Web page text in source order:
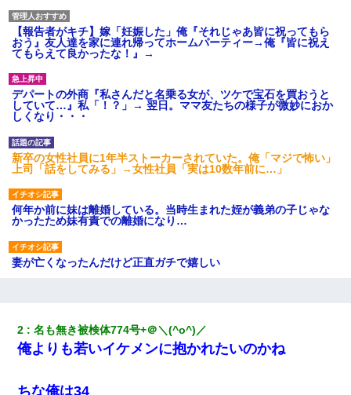
【報告者がキチ】嫁「妊娠した」俺『それじゃあ皆に祝ってもら
おう』友人達を家に連れ帰ってホームパーティー→俺『皆に祝え
てもらえて良かったな！』→
デパートの外商『私さんだと名乗る女が、ツケで宝石を買おうと
していて…』私「！？」→ 翌日。ママ友たちの様子が微妙におか
しくなり・・・
新卒の女性社員に1年半ストーカーされていた。俺「マジで怖い」
上司「話をしてみる」→女性社員「実は10数年前に…」
何年か前に妹は離婚している。当時生まれた姪が義弟の子じゃな
かったため妹有責での離婚になり…
妻が亡くなったんだけど正直ガチで嬉しい
見合いにて。嫁「はじめまして」俺「失礼ですが○○さんご本人で
2 名も無き被検体774号+＠＼(^o^)／
俺よりも若いイケメンに抱かれたいのかね
ちな俺は34